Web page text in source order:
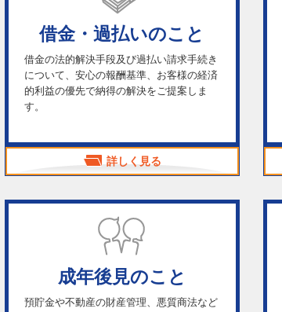
借金・過払いのこと
借金の法的解決手段及び過払い請求手続き
について、安心の報酬基準、お客様の経済
的利益の優先で納得の解決をご提案しま
す。
詳しく見る
成年後見のこと
預貯金や不動産の財産管理、悪質商法など